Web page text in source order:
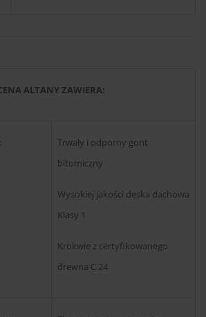
ALTANY ZAWIERA:
Trwały i odporny gont
bitumiczny
Wysokiej jakości deska dachowa
Klasy 1
Krokwie z certyfikowanego
drewna C 24